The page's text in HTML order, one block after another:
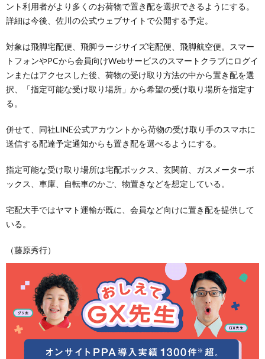
ント利用者がより多くのお荷物で置き配を選択できるようにする。
詳細は今後、佐川の公式ウェブサイトで公開する予定。
対象は飛脚宅配便、飛脚ラージサイズ宅配便、飛脚航空便。スマー
トフォンやPCから会員向けWebサービスのスマートクラブにログイ
ンまたはアクセスした後、荷物の受け取り方法の中から置き配を選
択、「指定可能な受け取り場所」から希望の受け取り場所を指定す
る。
併せて、同社LINE公式アカウントから荷物の受け取り手のスマホに
送信する配達予定通知からも置き配を選べるようにする。
指定可能な受け取り場所は宅配ボックス、玄関前、ガスメーターボ
ックス、車庫、自転車のかご、物置きなどを想定している。
宅配大手ではヤマト運輸が既に、会員など向けに置き配を提供して
いる。
（藤原秀行）